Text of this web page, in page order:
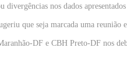
nos dados
que seja marcada uma
DF e CBH Preto-DF nos